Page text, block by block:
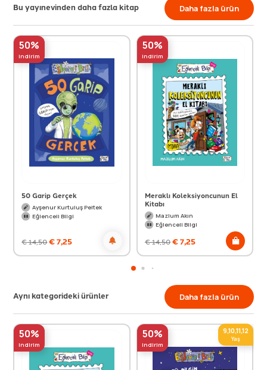
Bu yayınevinden daha fazla kitap Daha fazla ürün
50%
indirim
50 Garip Gerçek
Ayşenur Kurtuluş Peltek
Eğlenceli Bilgi
€14,50€7,25
50%
indirim
Meraklı Koleksiyoncunun El
Kitabı
Mazlum Akın
Eğlenceli Bilgi
€14,50€7,25
Aynı kategorideki ürünler Daha fazla ürün
50%
indirim
50%
indirim
9,10,11,12
Yaş